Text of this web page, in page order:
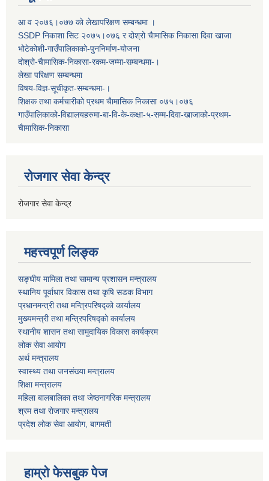
आ व २०७६।०७७ काे लेखापरिक्षण सम्बन्धमा ।
SSDP निकाशा सिट २०७५।०७६ र दोश्रो चैामासिक निकासा दिवा खाजा
भोटेकोशी-गाउँपालिकाको-पुननिर्माण-योजना
दोश्रो-चैामासिक-निकासा-रकम-जम्मा-सम्बन्धमा-।
लेखा परिक्षण सम्बन्धमा
विषय-विज्ञ-सूचीकृत-सम्बन्धमा-।
शिक्षक तथा कर्मचारीको प्रथम च‌ैामासिक निकासा ०७५।०७६
गाउँपालिकाको-विद्यालयहरुमा-बा-वि-के-कक्षा-५-सम्म-दिवा-खाजाको-प्रथम-
चैामासिक-निकासा
रोजगार सेवा केन्द्र
रोजगार सेवा केन्द्र
महत्त्वपूर्ण लिङ्क
सङ्घीय मामिला तथा सामान्य प्रशासन मन्त्रालय
स्थानिय पूर्वाधार विकास तथा कृषि सडक विभाग
प्रधानमन्त्री तथा मन्त्रिपरिषद्को कार्यालय
मुख्यमन्त्री तथा मन्त्रिपरिषद्को कार्यालय
स्थानीय शासन तथा सामुदायिक विकास कार्यक्रम
लोक सेवा आयोग
अर्थ मन्त्रालय
स्वास्थ्य तथा जनस‌ंख्या मन्त्रालय
शिक्षा मन्त्रालय
महिला बालबालिका तथा जेष्ठनागरिक मन्त्रालय
श्रम तथा राेजगार मन्त्रालय
प्रदेश लोक सेवा आयाेग, बागमती
हाम्रो फेसबुक पेज